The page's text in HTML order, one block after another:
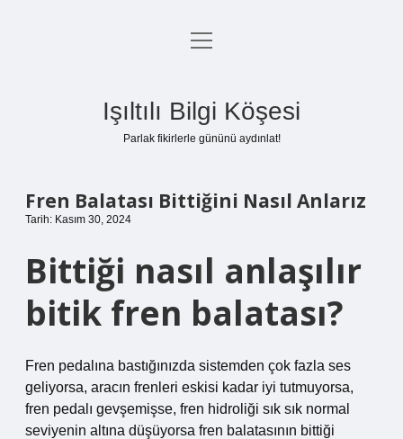
Anasayfa
Yasal Uyarı
menüyü
Işıltılı Bilgi Köşesi
Parlak fikirlerle gününü aydınlat!
Fren Balatası Bittiğini Nasıl Anlarız
Tarih: Kasım 30, 2024
Bittiği nasıl anlaşılır
bitik fren balatası?
Fren pedalına bastığınızda sistemden çok fazla ses
geliyorsa, aracın frenleri eskisi kadar iyi tutmuyorsa,
fren pedalı gevşemişse, fren hidroliği sık sık normal
seviyenin altına düşüyorsa fren balatasının bittiği